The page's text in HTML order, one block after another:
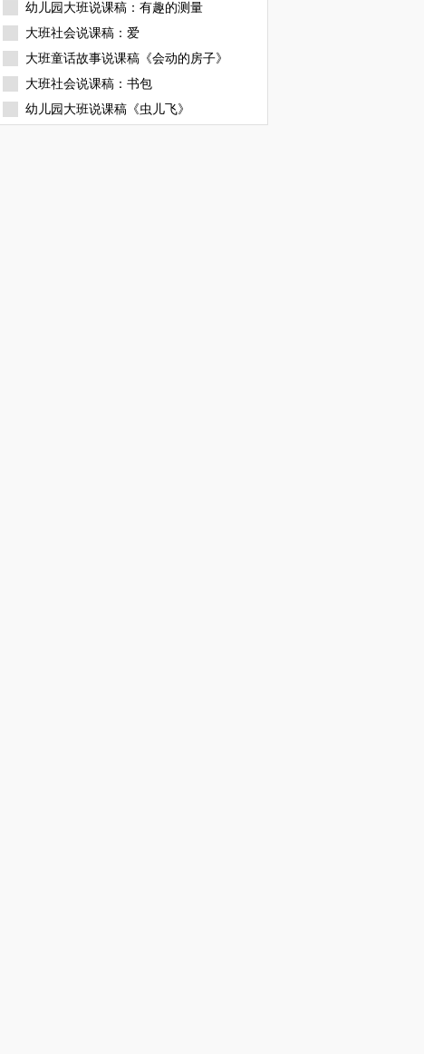
幼儿园大班说课稿：有趣的测量
大班社会说课稿：爱
大班童话故事说课稿《会动的房子》
大班社会说课稿：书包
幼儿园大班说课稿《虫儿飞》